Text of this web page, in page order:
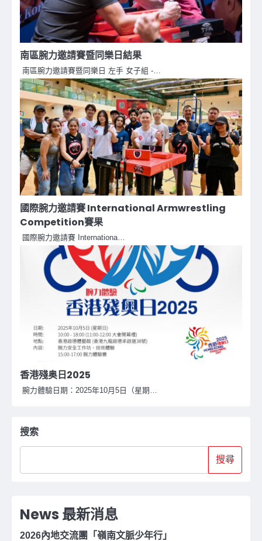
南區腕力邀請賽暨同樂日結果
南區腕力邀請賽暨同樂日 左手 女子組 -…
國際腕力邀請賽 International Armwrestling
Competition賽果
國際腕力邀請賽 Internationa…
香港殘奥日2025
腕力體驗日期：2025年10月5日（星期…
搜索
搜尋
News 最新消息
2026內地交流團「嶺南文脈少年行」